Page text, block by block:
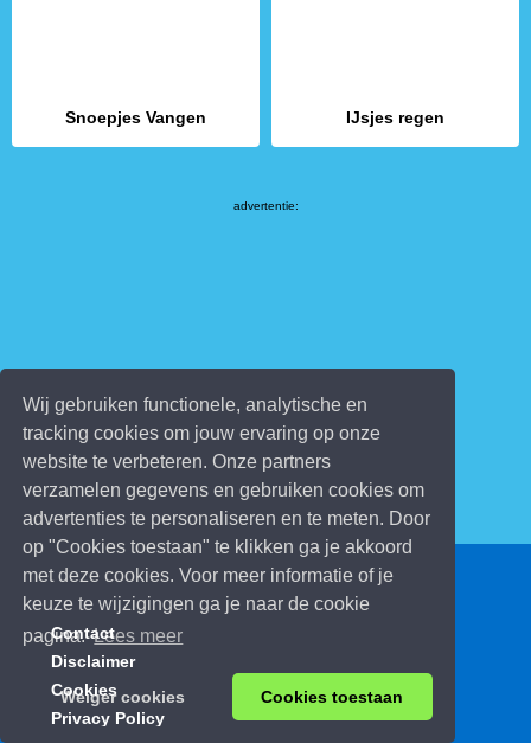
Wij gebruiken functionele, analytische en
tracking cookies om jouw ervaring op onze
website te verbeteren. Onze partners
verzamelen gegevens en gebruiken cookies om
advertenties te personaliseren en te meten. Door
op "Cookies toestaan" te klikken ga je akkoord
met deze cookies. Voor meer informatie of je
keuze te wijzigingen ga je naar de cookie
pagina.Lees meer
Weiger cookies Cookies toestaan
Snoepjes Vangen IJsjes regen
advertentie:
© 2026 Kinderspelletjes.be
Contact
Disclaimer
Cookies
Privacy Policy